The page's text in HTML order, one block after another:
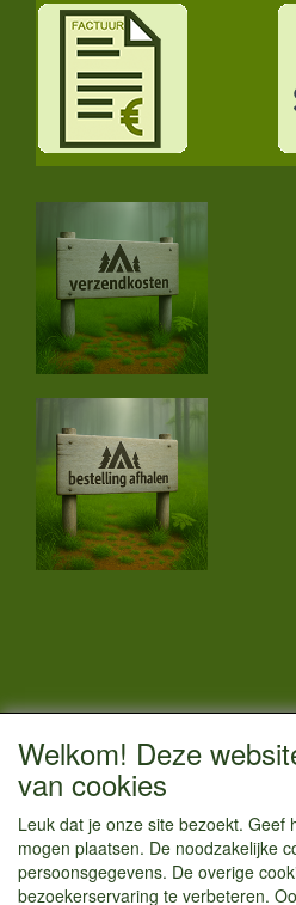
CONTACTGEGEVENS
Vestigingsadres:
Hoofdweg 36
1433 JW Kudelstaart
Welkom! Deze
van cookies
Leuk dat je onze site bezoekt. Geef
mogen plaatsen. De noodzakelijke
persoonsgegevens. De overige
bezoekerservaring te verbeteren.